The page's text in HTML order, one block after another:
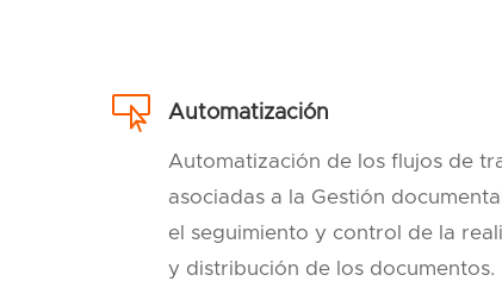
 Automatización
Automatización de los flujos de
asociadas a la Gestión
el seguimiento y control de la
y distribución de los documentos.